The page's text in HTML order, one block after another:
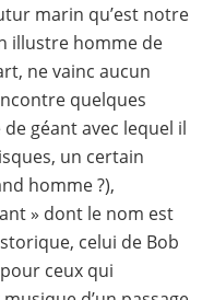
marin qu’est notre
illustre homme de
ne vainc aucun
quelques
géant avec lequel il
un certain
homme ?),
» dont le nom est
celui de Bob
ceux qui